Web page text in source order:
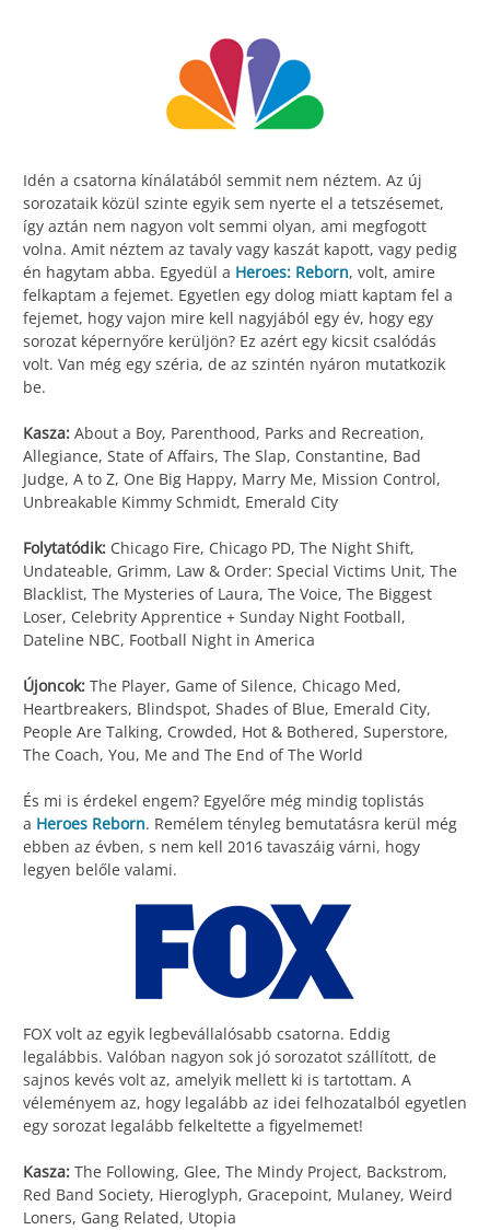
Idén a csatorna kínálatából semmit nem néztem. Az új
sorozataik közül szinte egyik sem nyerte el a tetszésemet,
így aztán nem nagyon volt semmi olyan, ami megfogott
volna. Amit néztem az tavaly vagy kaszát kapott, vagy pedig
én hagytam abba. Egyedül a Heroes: Reborn, volt, amire
felkaptam a fejemet. Egyetlen egy dolog miatt kaptam fel a
fejemet, hogy vajon mire kell nagyjából egy év, hogy egy
sorozat képernyőre kerüljön? Ez azért egy kicsit csalódás
volt. Van még egy széria, de az szintén nyáron mutatkozik
be.
Kasza: About a Boy, Parenthood, Parks and Recreation,
Allegiance, State of Affairs, The Slap, Constantine, Bad
Judge, A to Z, One Big Happy, Marry Me, Mission Control,
Unbreakable Kimmy Schmidt, Emerald City
Folytatódik: Chicago Fire, Chicago PD, The Night Shift,
Undateable, Grimm, Law & Order: Special Victims Unit, The
Blacklist, The Mysteries of Laura, The Voice, The Biggest
Loser, Celebrity Apprentice + Sunday Night Football,
Dateline NBC, Football Night in America
Újoncok: The Player, Game of Silence, Chicago Med,
Heartbreakers, Blindspot, Shades of Blue, Emerald City,
People Are Talking, Crowded, Hot & Bothered, Superstore,
The Coach, You, Me and The End of The World
És mi is érdekel engem? Egyelőre még mindig toplistás
a Heroes Reborn. Remélem tényleg bemutatásra kerül még
ebben az évben, s nem kell 2016 tavaszáig várni, hogy
legyen belőle valami.
FOX volt az egyik legbevállalósabb csatorna. Eddig
legalábbis. Valóban nagyon sok jó sorozatot szállított, de
sajnos kevés volt az, amelyik mellett ki is tartottam. A
véleményem az, hogy legalább az idei felhozatalból egyetlen
egy sorozat legalább felkeltette a figyelmemet!
Kasza: The Following, Glee, The Mindy Project, Backstrom,
Red Band Society, Hieroglyph, Gracepoint, Mulaney, Weird
Loners, Gang Related, Utopia